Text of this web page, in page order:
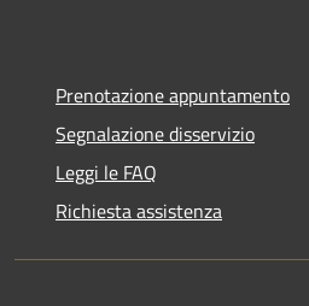
Prenotazione appuntamento
Segnalazione disservizio
Leggi le FAQ
Richiesta assistenza